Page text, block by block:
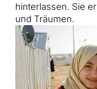
Erdbeben Venezuela
Hilfe für Ukraine
Hilfe für Sudan
Hilfe für Afghanistan
Alle Nothilfe-Projekte
Afrika
Asien
Lateinamerika
Naher Osten und Europa
hinterlassen. Sie
und Träumen.